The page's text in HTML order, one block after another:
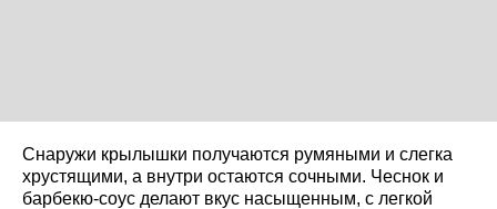
Снаружи крылышки получаются румяными и слегка
хрустящими, а внутри остаются сочными. Чеснок и
барбекю-соус делают вкус насыщенным, с легкой